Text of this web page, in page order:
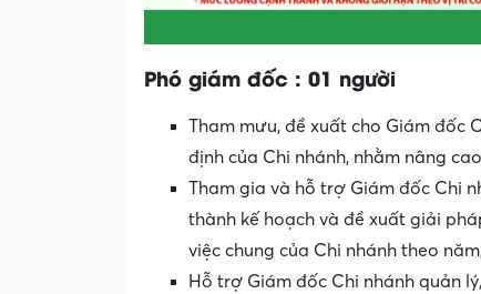
Phó giám đốc : 01 người
Tham mưu, đề xuất cho Giám đốc
định của Chi nhánh, nhằm nâng
Tham gia và hỗ trợ Giám đốc Chi
thành kế hoạch và đề xuất giải
việc chung của Chi nhánh theo
Hỗ trợ Giám đốc Chi nhánh quản